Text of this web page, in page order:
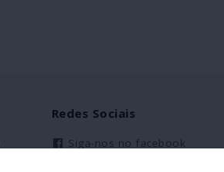
Redes Sociais
Siga-nos no facebook